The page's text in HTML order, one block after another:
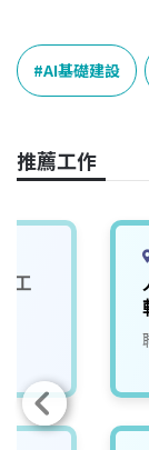
c
e
b
o
k
n
e
AI基礎建設
推薦工作
工